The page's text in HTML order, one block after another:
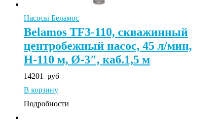
Насосы Беламос
Belamos TF3-110, скважинный
центробежный насос, 45 л/мин,
Н-110 м, Ø-3″, каб.1,5 м
14201
руб
В корзину
Подробности